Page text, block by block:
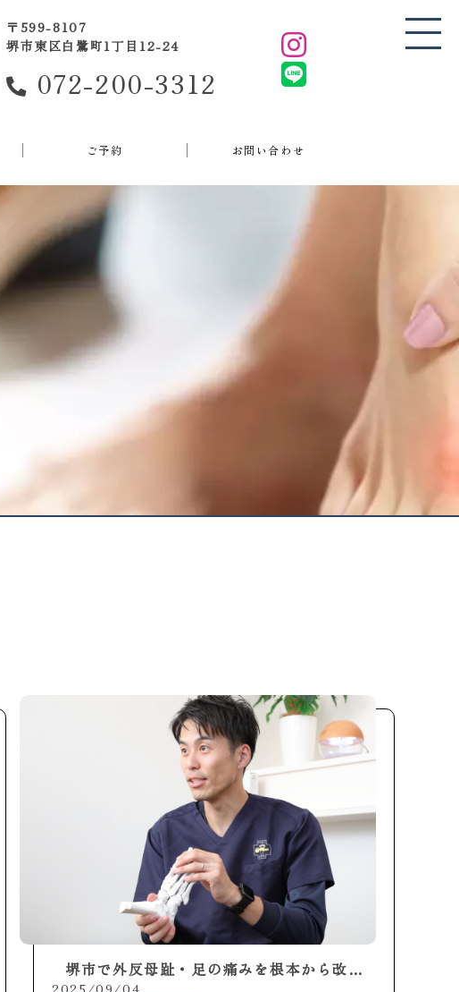
〒599-8107
堺市東区白鷺町1丁目12-24
072-200-3312
ご予約 お問い合わせ
堺市で外反母趾・足の痛みを根本から改善するなら整足院 堺店へ